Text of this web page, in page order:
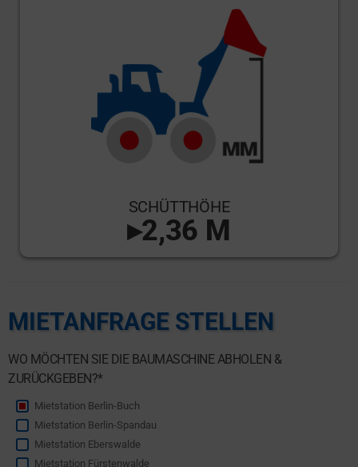
SCHÜTTHÖHE
▸2,36 M
MIETANFRAGE STELLEN
WO MÖCHTEN SIE DIE BAUMASCHINE ABHOLEN &
ZURÜCKGEBEN?*
Mietstation Berlin-Buch
Mietstation Berlin-Spandau
Mietstation Eberswalde
Mietstation Fürstenwalde